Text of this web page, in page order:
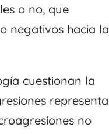
o no, que
negativos hacia
cuestionan la
no